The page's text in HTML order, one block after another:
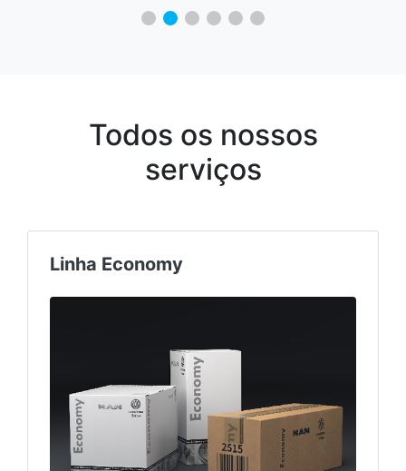
Todos os nossos
serviços
Linha Economy